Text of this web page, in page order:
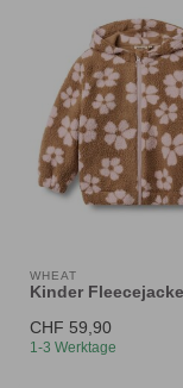
WHEAT
Kinder
CHF 59,90
1-3 Werktage